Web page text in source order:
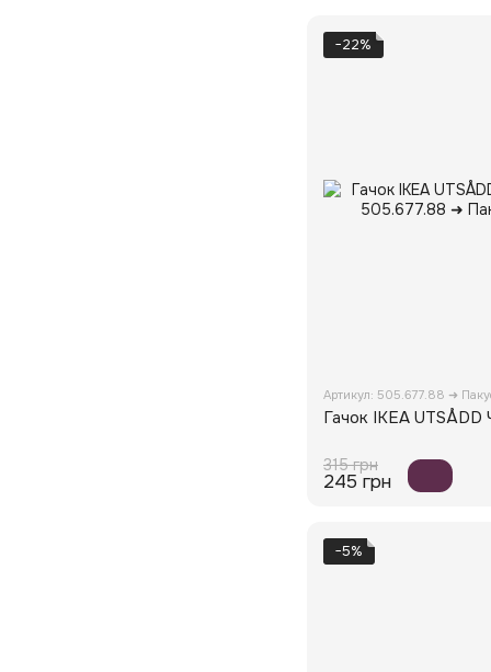
−22%
Артикул: 505.677.88 ➜
Гачок IKEA
315 грн
245 грн
−5%